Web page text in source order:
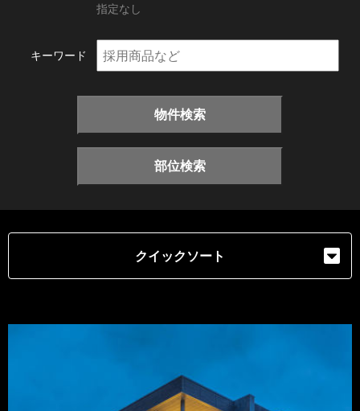
指定なし
キーワード
物件検索
部位検索
クイックソート